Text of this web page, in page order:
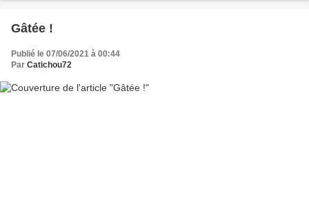
Gâtée !
Publié le 07/06/2021 à 00:44
Par Catichou72